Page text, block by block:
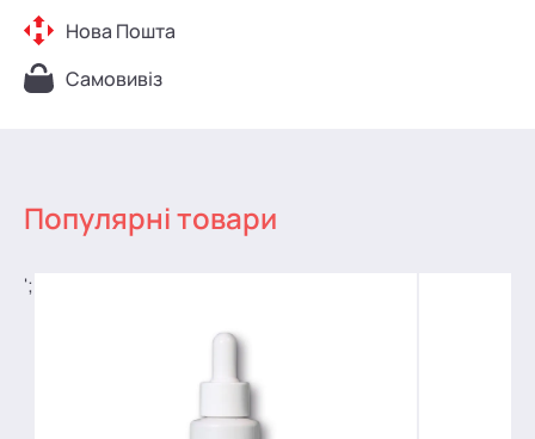
Нова Пошта
Самовивіз
Популярні товари
';